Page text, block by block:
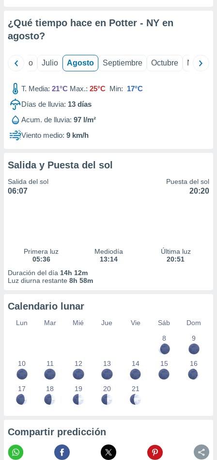
e
mediante
publicidad
publicidad
de
1199
¿Qué tiempo hace en Potter - NY en
agosto?
Junio Julio Agosto Septiembre Octubre
T. Media: 21°C Max.: 25°C Min: 17°C
Días de lluvia: 13 días
Acum. de lluvia: 97 l/m²
Viento medio: 9 km/h
Salida y Puesta del sol
Salida del sol
06:07
Puesta del sol
20:20
Primera luz
05:36
Mediodía
13:14
Última luz
20:51
Duración del día 14h 12m
Luz diurna restante 8h 58m
Calendario lunar
Lun Mar Mié Jue Vie Sáb
Dom
8
9
10 11 12 13 14 15 16
17 18 19 20 21
Compartir predicción